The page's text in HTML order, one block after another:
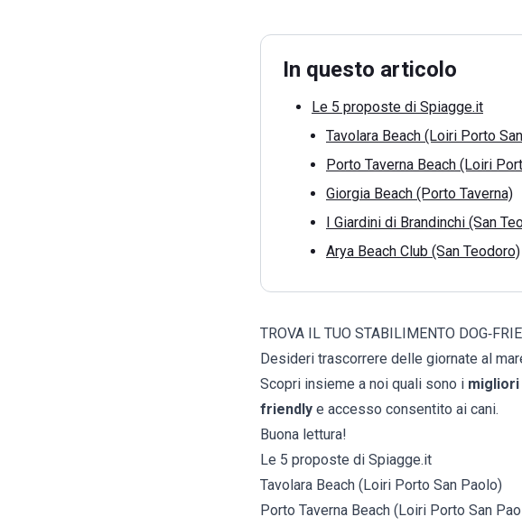
In questo articolo
Le 5 proposte di Spiagge.it
Tavolara Beach (Loiri Porto
Porto Taverna Beach (Loiri
Giorgia Beach (Porto Taverna)
I Giardini di Brandinchi (San
Arya Beach Club (San Teodoro)
TROVA IL TUO STABILIMENTO
Desideri trascorrere delle giornate al
Scopri insieme a noi quali sono i migliori
friendly e accesso consentito ai cani.
Buona lettura!
Le 5 proposte di Spiagge.it
Tavolara Beach (Loiri Porto San Paolo)
Porto Taverna Beach (Loiri Porto San